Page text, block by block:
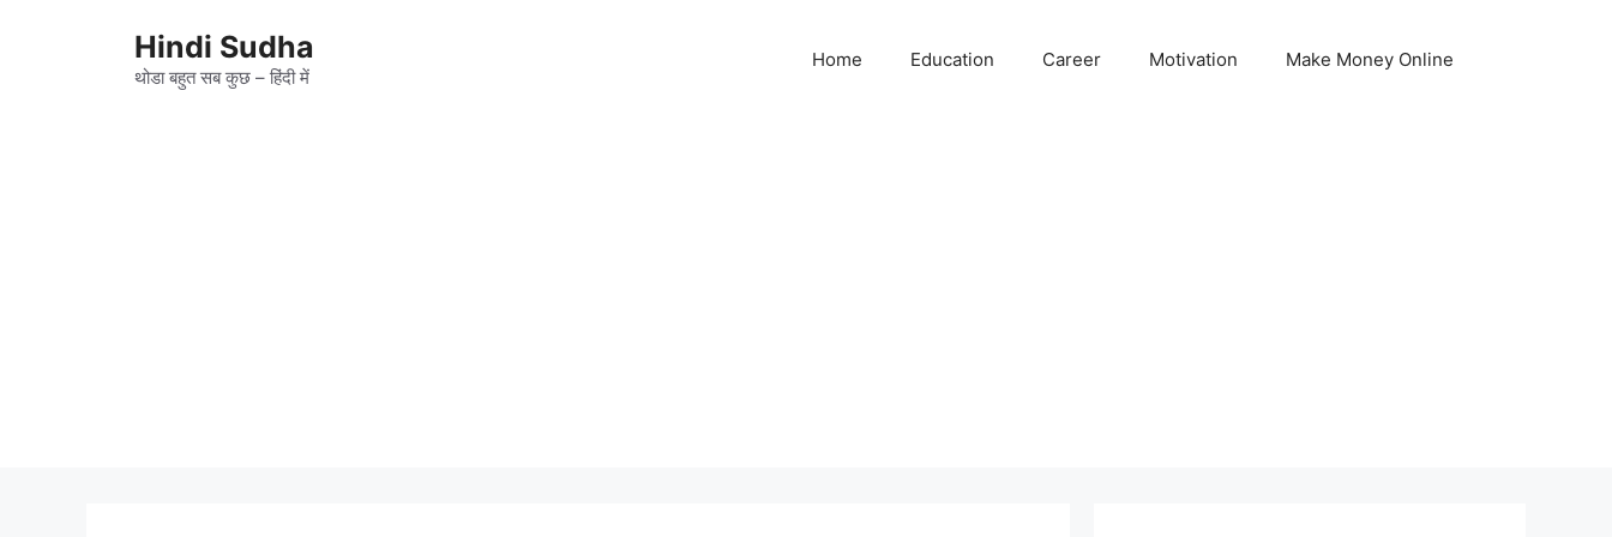
Hindi Sudha
थोडा बहुत सब कुछ – हिंदी में
Home Education Career Motivation Make Money Online